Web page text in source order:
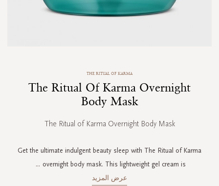
THE RITUAL OF KARMA
The Ritual Of Karma Overnight
Body Mask
The Ritual of Karma Overnight Body Mask
Get the ultimate indulgent beauty sleep with The Ritual of Karma
overnight body mask. This lightweight gel cream is
...
عرض المزيد